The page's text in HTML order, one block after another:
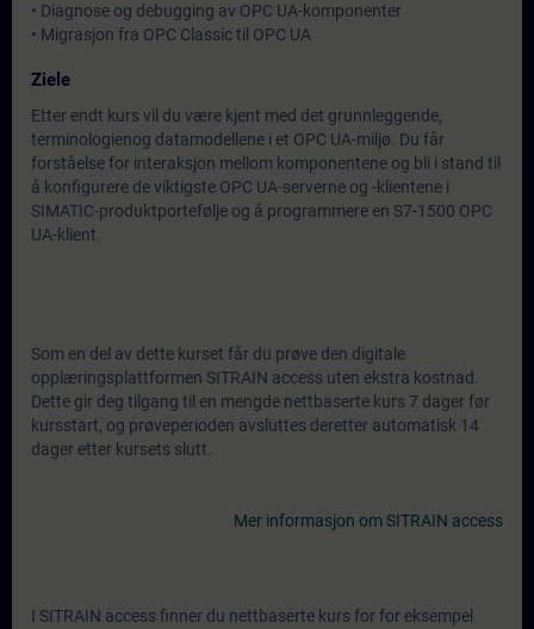
• Diagnose og debugging av OPC UA-komponenter
• Migrasjon fra OPC Classic til OPC UA
Ziele
Etter endt kurs vil du være kjent med det grunnleggende,
terminologienog datamodellene i et OPC UA-miljø. Du får
forståelse for interaksjon mellom komponentene og bli i stand til
å konfigurere de viktigste OPC UA-serverne og -klientene i
SIMATIC-produktportefølje og å programmere en S7-1500 OPC
UA-klient.
Som en del av dette kurset får du prøve den digitale
opplæringsplattformen SITRAIN access uten ekstra kostnad.
Dette gir deg tilgang til en mengde nettbaserte kurs 7 dager før
kursstart, og prøveperioden avsluttes deretter automatisk 14
dager etter kursets slutt.
Mer informasjon om SITRAIN access
I SITRAIN access finner du nettbaserte kurs for for eksempel